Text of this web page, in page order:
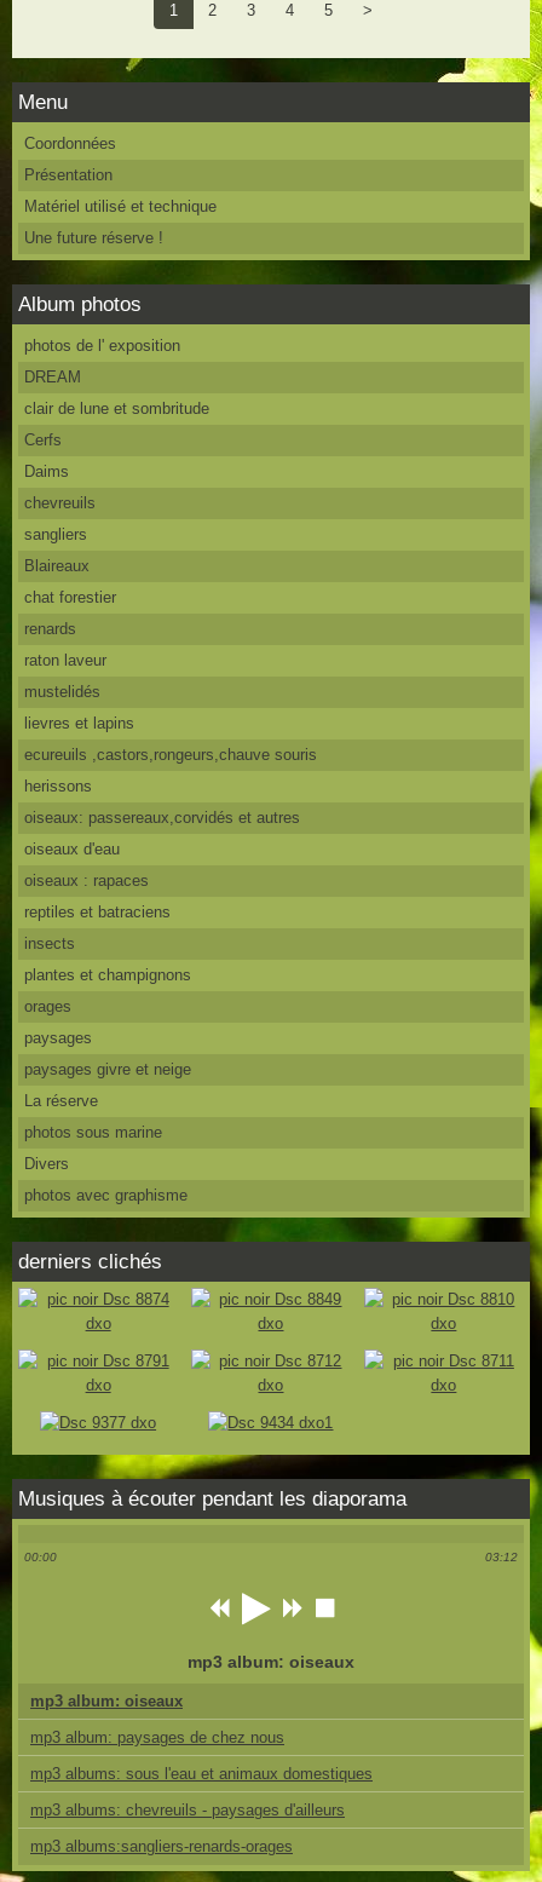
1 2 3 4 5 >
Menu
Coordonnées
Présentation
Matériel utilisé et technique
Une future réserve !
Album photos
photos de l' exposition
DREAM
clair de lune et sombritude
Cerfs
Daims
chevreuils
sangliers
Blaireaux
chat forestier
renards
raton laveur
mustelidés
lievres et lapins
ecureuils ,castors,rongeurs,chauve souris
herissons
oiseaux: passereaux,corvidés et autres
oiseaux d'eau
oiseaux : rapaces
reptiles et batraciens
insects
plantes et champignons
orages
paysages
paysages givre et neige
La réserve
photos sous marine
Divers
photos avec graphisme
derniers clichés
Musiques à écouter pendant les diaporama
00:00 03:12
mp3 album: oiseaux
mp3 album: oiseaux
mp3 album: paysages de chez nous
mp3 albums: sous l'eau et animaux domestiques
mp3 albums: chevreuils - paysages d'ailleurs
mp3 albums:sangliers-renards-orages